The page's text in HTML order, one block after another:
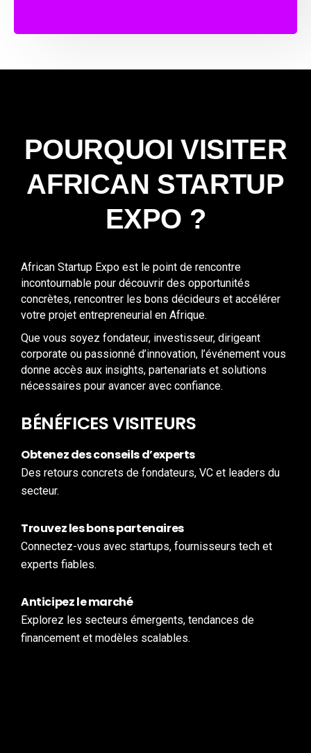
POURQUOI VISITER
AFRICAN STARTUP
EXPO ?
African Startup Expo est le point de rencontre
incontournable pour découvrir des opportunités
concrètes, rencontrer les bons décideurs et accélérer
votre projet entrepreneurial en Afrique.
Que vous soyez fondateur, investisseur, dirigeant
corporate ou passionné d’innovation, l’événement vous
donne accès aux insights, partenariats et solutions
nécessaires pour avancer avec confiance.
BÉNÉFICES VISITEURS
Obtenez des conseils d’experts
Des retours concrets de fondateurs, VC et leaders du
secteur.
Trouvez les bons partenaires
Connectez-vous avec startups, fournisseurs tech et
experts fiables.
Anticipez le marché
Explorez les secteurs émergents, tendances de
financement et modèles scalables.